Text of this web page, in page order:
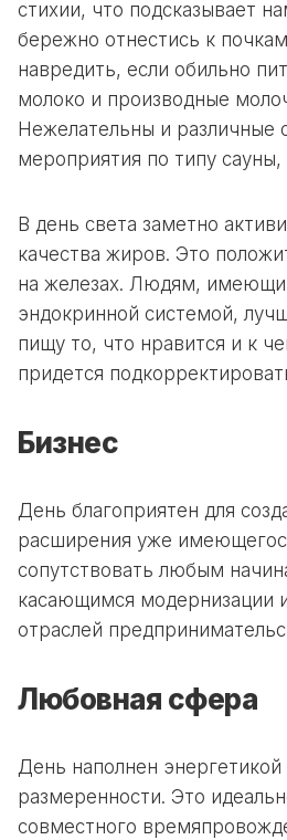
стихии, что подсказывает
бережно отнестись к
навредить, если обильно
молоко и производные
Нежелательны и различные
мероприятия по типу сауны,
В день света заметно
качества жиров. Это
на железах. Людям,
эндокринной системой,
пищу то, что нравится и к
придется
Бизнес
День благоприятен для
расширения уже
сопутствовать любым
касающимся модернизации
отраслей
Любовная сфера
День наполнен энергетикой
размеренности. Это
совместного